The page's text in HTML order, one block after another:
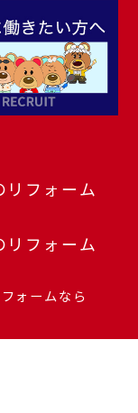
リフォーム
リフォーム
ォームなら